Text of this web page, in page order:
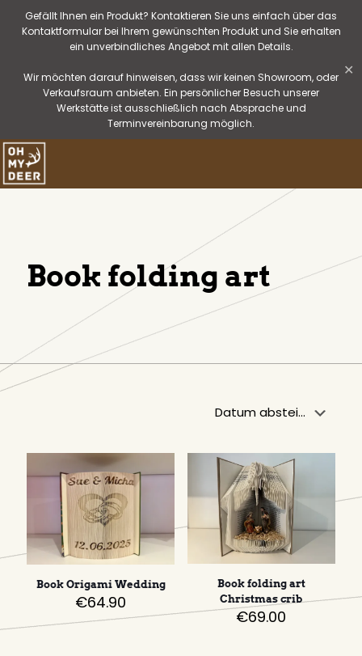
Gefällt Ihnen ein Produkt? Kontaktieren Sie uns einfach über das
Kontaktformular bei Ihrem gewünschten Produkt und Sie erhalten
ein unverbindliches Angebot mit allen Details.
Wir möchten darauf hinweisen, dass wir keinen Showroom, oder
Verkaufsraum anbieten. Ein persönlicher Besuch unserer
Werkstätte ist ausschließlich nach Absprache und
Terminvereinbarung möglich.
✕
Book folding art
Book Origami Wedding
€64.90
Book folding art
Christmas crib
€69.00